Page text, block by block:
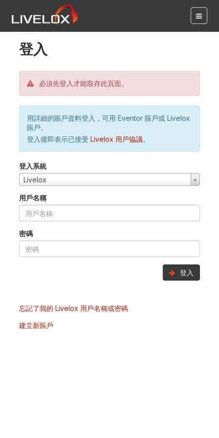
登入
必須先登入才能取存此頁面。
用詳細的賬戶資料登入，可用 Eventor 賬戶或 Livelox
賬戶。
登入後即表示已接受 Livelox 用戶協議。
登入系統
Livelox
用戶名稱
密碼
登入
忘記了我的 Livelox 用戶名稱或密碼
建立新賬戶